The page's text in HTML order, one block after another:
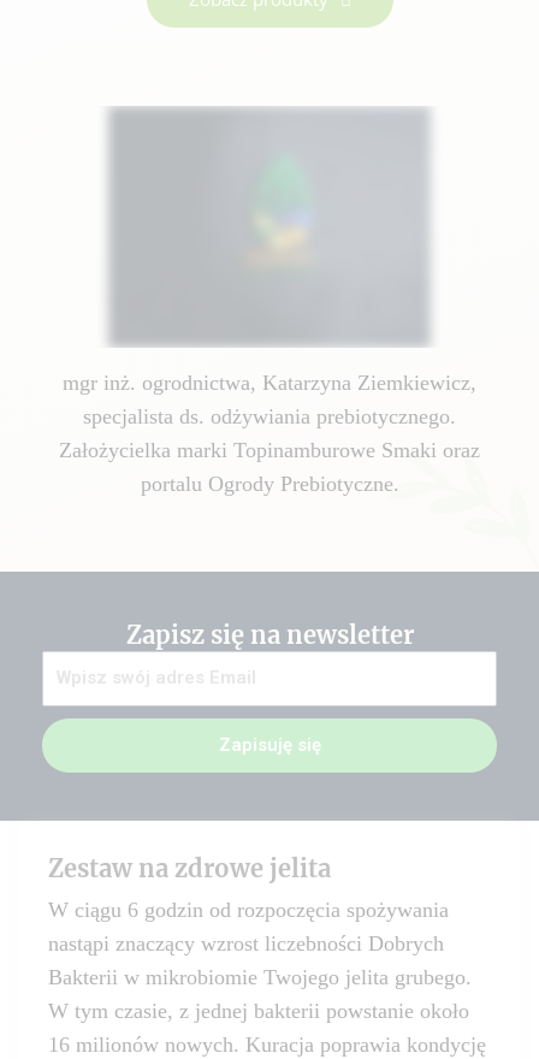
mgr inż. ogrodnictwa, Katarzyna Ziemkiewicz,
specjalista ds. odżywiania prebiotycznego.
Założycielka marki Topinamburowe Smaki oraz
portalu Ogrody Prebiotyczne.
Zapisz się na newsletter
Zapisuję się
Zestaw na zdrowe jelita
W ciągu 6 godzin od rozpoczęcia spożywania
nastąpi znaczący wzrost liczebności Dobrych
Bakterii w mikrobiomie Twojego jelita grubego.
W tym czasie, z jednej bakterii powstanie około
16 milionów nowych. Kuracja poprawia kondycję